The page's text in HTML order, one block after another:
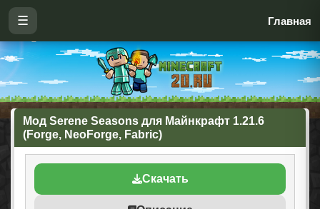
☰ Главная
Мод Serene Seasons для Майнкрафт 1.21.6
(Forge, NeoForge, Fabric)
Скачать